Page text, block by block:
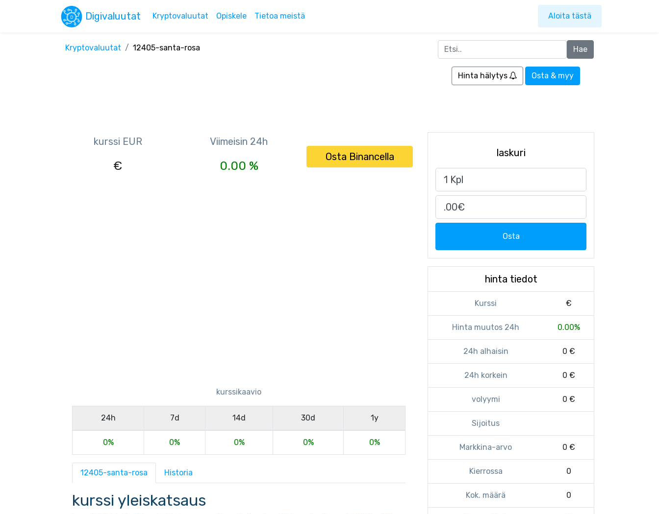
Digivaluutat Kryptovaluutat Opiskele Tietoa meistä Aloita tästä
Kryptovaluutat 12405-santa-rosa
Hinta hälytys Osta & myy
kurssi EUR
€
Viimeisin 24h
0.00 %
Osta Binancella
kurssikaavio
24h 7d 14d 30d 1y
0% 0% 0% 0% 0%
12405-santa-rosa Historia
kurssi yleiskatsaus
laskuri
Osta
hinta tiedot
Kurssi €
Hinta muutos 24h 0.00%
24h alhaisin 0 €
24h korkein 0 €
volyymi 0 €
Sijoitus
Markkina-arvo 0 €
Kierrossa 0
Kok. määrä 0